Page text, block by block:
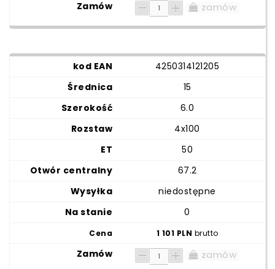
zamów
4250314121205
15
6.0
4x100
50
67.2
niedostępne
0
1 101 PLN brutto
zamów